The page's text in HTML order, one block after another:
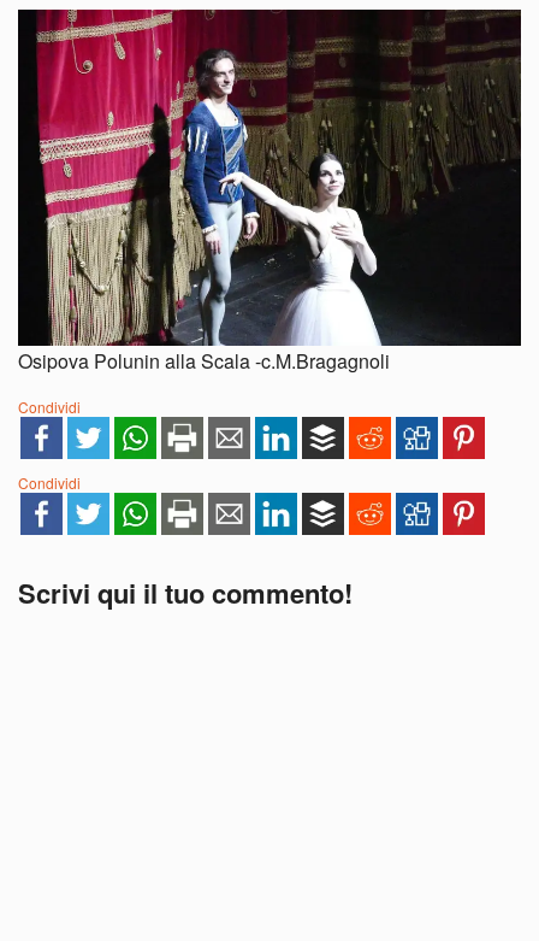
Osipova Polunin alla Scala -c.M.Bragagnoli
Condividi
Condividi
Scrivi qui il tuo commento!